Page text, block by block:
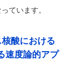
ています。
酸における
速度論的アプ